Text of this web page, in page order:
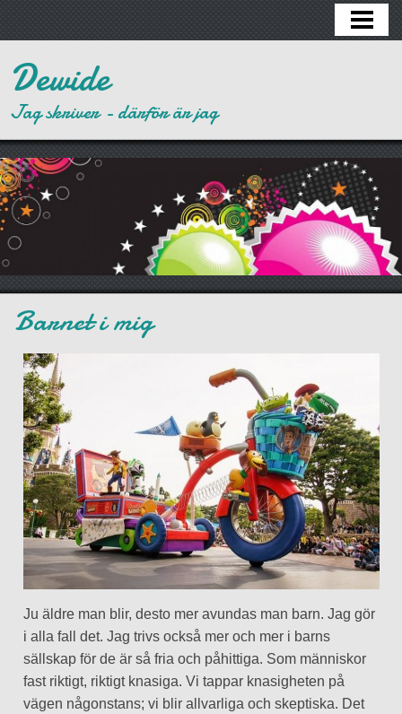
Dewide
Jag skriver - därför är jag
Barnet i mig
Ju äldre man blir, desto mer avundas man barn. Jag gör
i alla fall det. Jag trivs också mer och mer i barns
sällskap för de är så fria och påhittiga. Som människor
fast riktigt, riktigt knasiga. Vi tappar knasigheten på
vägen någonstans; vi blir allvarliga och skeptiska. Det